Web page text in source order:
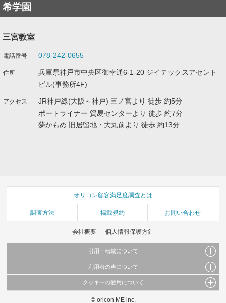
希学園
三宮教室
078-242-0655
兵庫県神戸市中央区御幸通6-1-20 ジイテックスアセント
ビル(事務所4F)
JR神戸線(大阪～神戸) 三ノ宮より 徒歩 約5分
ポートライナー 貿易センターより 徒歩 約7分
夢かもめ 旧居留地・大丸前より 徒歩 約13分
オリコン顧客満足度調査とは
調査方法 掲載規約 お問い合わせ
会社概要 個人情報保護方針
引用・転載について
当サイトで公開されている情報（文字、写真、イラスト、画像データ等）及びこれらの配
これらの情報を権利者の許可なく無断転載・複製などの二次利用を行うことは固く禁じて
利用者の声について
当サイトに掲載している内容はすべてサービスの利用者が提出された見解・感想です。
クッキーの使用について
このサイトでは Cookie を使用して、ユーザーに合わせたコンテンツや広告の表示、ソー
© oricon ME inc.